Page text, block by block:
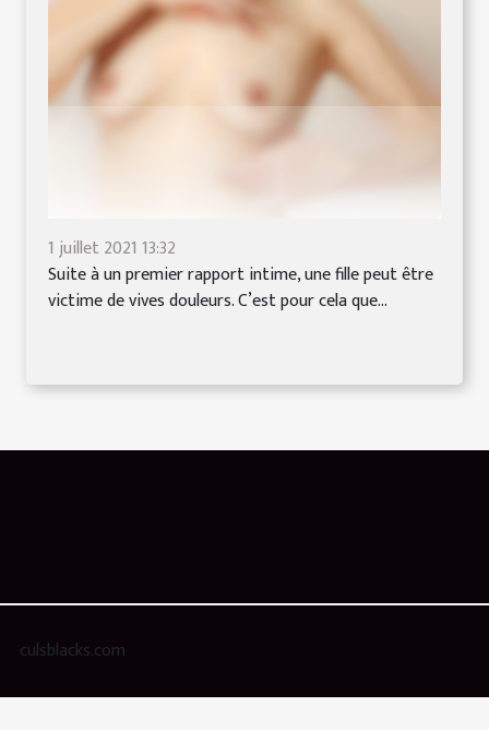
1 juillet 2021 13:32
Suite à un premier rapport intime, une fille peut être
victime de vives douleurs. C’est pour cela que...
culsblacks.com